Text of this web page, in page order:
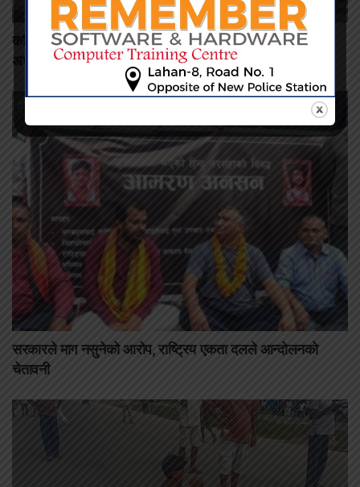
कमिशन नदिँदा दुःख दिइयो’ भन्ने सहकारी सञ्चालकको आरोप, वडा
अध्यक्षद्वारा अस्वीकार
सरकारले माग नसुनेको आरोप, राष्ट्रिय एकता दलले आन्दोलनको
चेतावनी